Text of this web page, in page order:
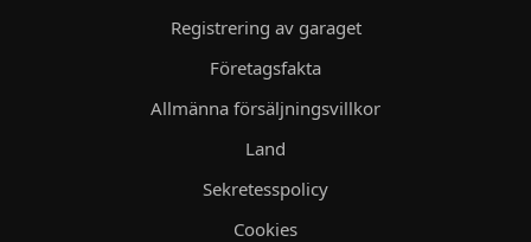
Registrering av garaget
Företagsfakta
Allmänna försäljningsvillkor
Land
Sekretesspolicy
Cookies